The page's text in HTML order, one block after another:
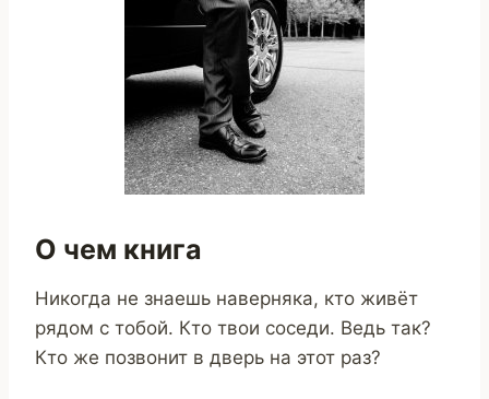
О чем книга
Никогда не знаешь наверняка, кто живёт
рядом с тобой. Кто твои соседи. Ведь так?
Кто же позвонит в дверь на этот раз?